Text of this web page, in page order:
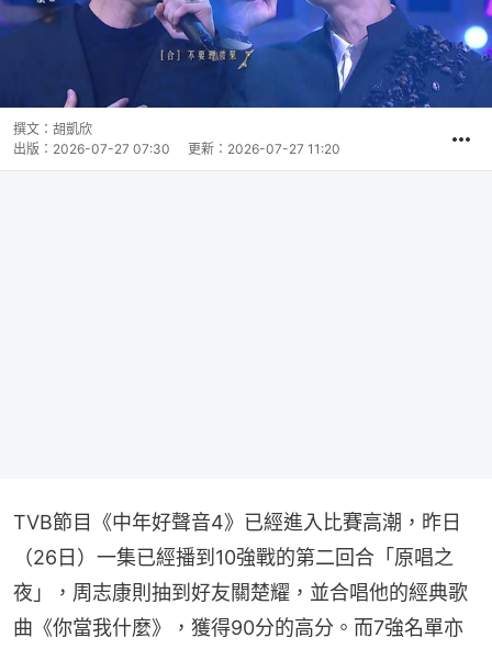
撰文： 胡凱欣
出版： 2026-07-27 07:30 更新： 2026-07-27 11:20
TVB節目《中年好聲音4》已經進入比賽高潮，昨日
（26日）一集已經播到10強戰的第二回合「原唱之
夜」，周志康則抽到好友關楚耀，並合唱他的經典歌
曲《你當我什麼》，獲得90分的高分。而7強名單亦